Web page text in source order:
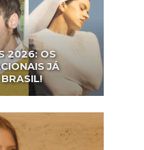
2026: OS
JÁ